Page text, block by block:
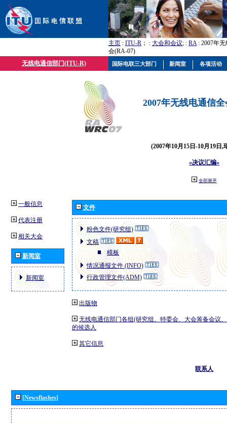
主页 : ITU-R ； : 大会和会议; : RA: 2007年
会(RA-07)
无线电通信部门(ITU-R)
2007年无线电通信
(2007年10月15日-10月19日,
«决议汇编»
全部展开
一般信息
代表注册
相关大会
新闻室
新闻室
文件
粉色文件(研究组)
文稿
模板
情况通报文件 (INFO)
行政管理文件(ADM)
出版物
无线电通信部门各组(研究组、特委会、大会筹备会议
的候选人
其它信息
联系人
[Newsflashes]
国际电联三大部门 新闻室 各项活动